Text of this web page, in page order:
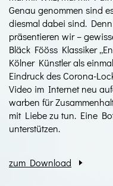
Genau genommen sind
diesmal dabei sind.
präsentieren wir –
Bläck Fööss Klassiker
Kölner Künstler als
Eindruck des Corona-
Video im Internet neu
warben für
mit Liebe zu tun. Eine
unterstützen.
zum Download